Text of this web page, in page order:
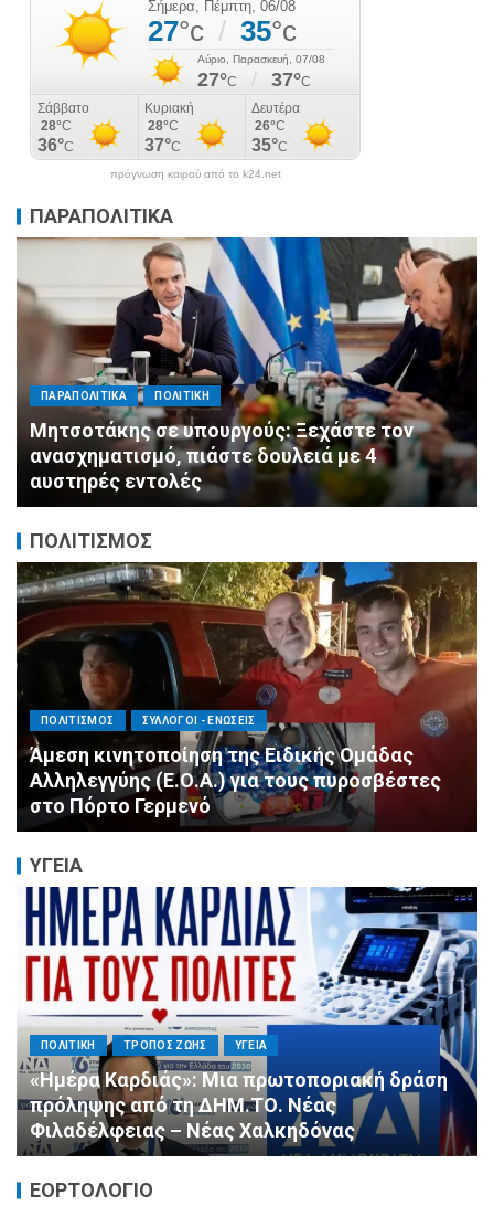
πρόγνωση καιρού από το k24.net
ΠΑΡΑΠΟΛΙΤΙΚΑ
ΠΑΡΑΠΟΛΙΤΙΚΑ ΠΟΛΙΤΙΚΗ
Μητσοτάκης σε υπουργούς: Ξεχάστε τον
ανασχηματισμό, πιάστε δουλειά με 4
αυστηρές εντολές
ΠΟΛΙΤΙΣΜΟΣ
ΠΟΛΙΤΙΣΜΟΣ ΣΥΛΛΟΓΟΙ - ΕΝΩΣΕΙΣ
Άμεση κινητοποίηση της Ειδικής Ομάδας
Αλληλεγγύης (Ε.Ο.Α.) για τους πυροσβέστες
στο Πόρτο Γερμενό
ΥΓΕΙΑ
ΠΟΛΙΤΙΚΗ ΤΡΟΠΟΣ ΖΩΗΣ ΥΓΕΙΑ
«Ημέρα Καρδιάς»: Μια πρωτοποριακή δράση
πρόληψης από τη ΔΗΜ.ΤΟ. Νέας
Φιλαδέλφειας – Νέας Χαλκηδόνας
ΕΟΡΤΟΛΟΓΙΟ